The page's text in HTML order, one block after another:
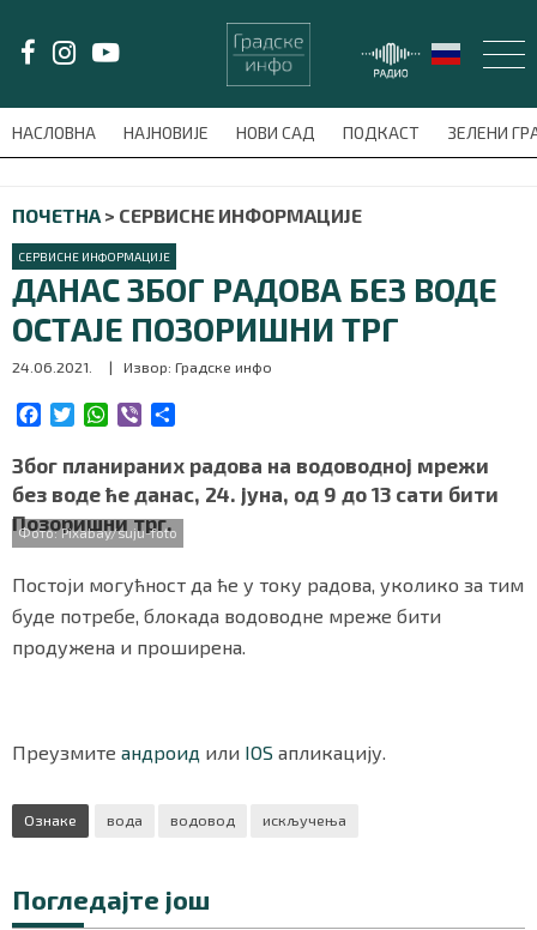
НАСЛОВНА НАЈНОВИЈЕ НОВИ САД ПОДКАСТ ЗЕЛЕНИ
meni'); $this_item = current( wp_filter_object_list(
ПОЧЕТНА > СЕРВИСНЕ ИНФОРМАЦИЈЕ
СЕРВИСНЕ ИНФОРМАЦИЈЕ
ДАНАС ЗБОГ РАДОВА БЕЗ ВОДЕ
ОСТАЈЕ ПОЗОРИШНИ ТРГ
24.06.2021. | Извор: Градске инфо
c
e
b
o
k
i
t
t
e
W
a
t
s
A
p
b
e
r
a
r
e
Због планираних радова на водоводној мрежи
без воде ће данас, 24. јуна, од 9 до 13 сати бити
Позоришни трг.
Фото: Pixabay/suju-foto
Постоји могућност да ће у току радова, уколико за тим
буде потребе, блокада водоводне мреже бити
продужена и проширена.
Преузмите андроид или IOS апликацију.
Ознаке вода водовод искључења
Погледајте још
LAT/ЋИР
НАСЛОВНА
НАЈНОВИЈЕ
НОВИ САД
ПОДКАСТ
ЗЕЛЕНИ ГРАД
ВИДЕО
БЛОГ
СРБИЈА
СПОРТ